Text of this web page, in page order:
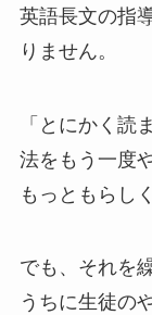
英語長文の指
りません。
「とにかく読
法をもう一度
もっともらし
でも、それを
うちに生徒の